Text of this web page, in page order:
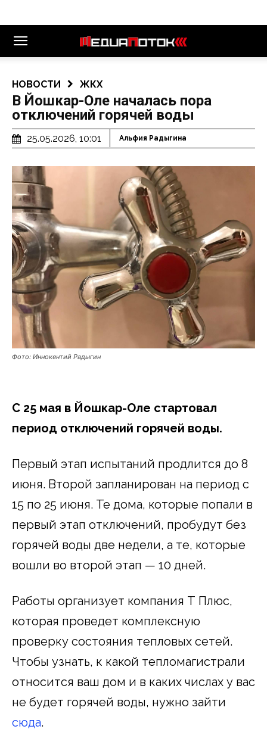
НОВОСТИ ЖКХ
В Йошкар-Оле началась пора
отключений горячей воды
25.05.2026, 10:01 Альфия Радыгина
Фото: Иннокентий Радыгин
С 25 мая в Йошкар-Оле стартовал
период отключений горячей воды.
Первый этап испытаний продлится до 8
июня. Второй запланирован на период с
15 по 25 июня. Те дома, которые попали в
первый этап отключений, пробудут без
горячей воды две недели, а те, которые
вошли во второй этап — 10 дней.
Работы организует компания Т Плюс,
которая проведет комплексную
проверку состояния тепловых сетей.
Чтобы узнать, к какой тепломагистрали
относится ваш дом и в каких числах у вас
не будет горячей воды, нужно зайти
сюда.